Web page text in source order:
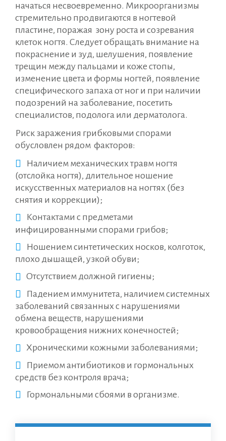
начаться несвоевременно. Микроорганизмы
стремительно продвигаются в ногтевой
пластине, поражая зону роста и созревания
клеток ногтя. Следует обращать внимание на
покраснение и зуд, шелушения, появление
трещин между пальцами и коже стопы,
изменение цвета и формы ногтей, появление
специфического запаха от ног и при наличии
подозрений на заболевание, посетить
специалистов, подолога или дерматолога.
Риск заражения грибковыми спорами
обусловлен рядом факторов:
Наличием механических травм ногтя
(отслойка ногтя), длительное ношение
искусственных материалов на ногтях (без
снятия и коррекции);
Контактами с предметами
инфицированными спорами грибов;
Ношением синтетических носков, колготок,
плохо дышащей, узкой обуви;
Отсутствием должной гигиены;
Падением иммунитета, наличием системных
заболеваний связанных с нарушениями
обмена веществ, нарушениями
кровообращения нижних конечностей;
Хроническими кожными заболеваниями;
Приемом антибиотиков и гормональных
средств без контроля врача;
Гормональными сбоями в организме.